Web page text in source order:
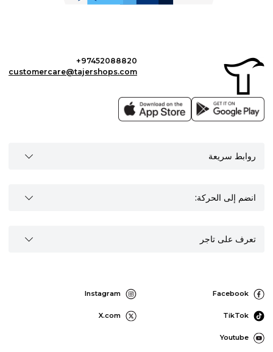
+97452088820
customercare@tajershops.com
روابط سريعة
انضم إلى الحركة:
تعرف على تاجر
Facebook
Instagram
TikTok
X.com
Youtube